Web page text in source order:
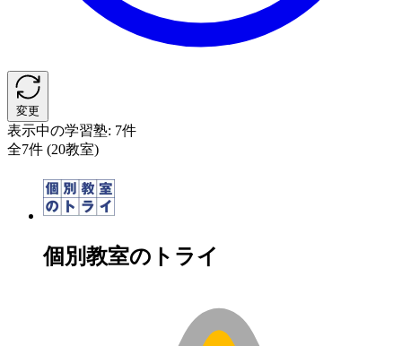
変更
表示中の学習塾: 7件
全7件 (20教室)
個別教室のトライ